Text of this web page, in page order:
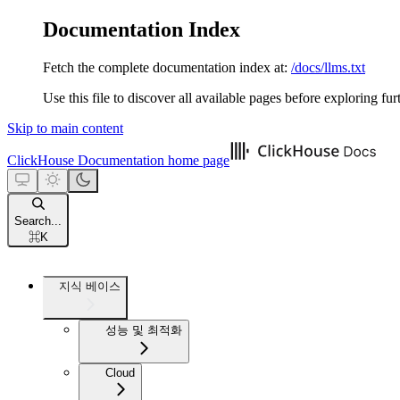
Documentation Index
Fetch the complete documentation index at: /docs/llms.txt
Use this file to discover all available pages before exploring
Skip to main content
ClickHouse Documentation home page
Search...
⌘K
지식 베이스
성능 및 최적화
Cloud